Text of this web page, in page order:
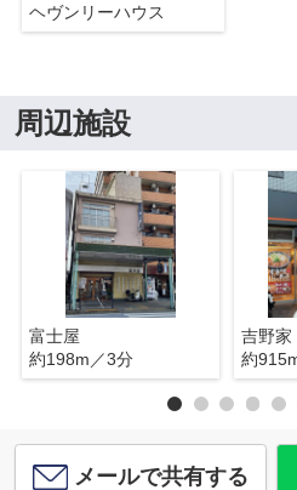
ヘヴンリーハウス
周辺施設
富士屋
約198m／3分
約
メールで共有する